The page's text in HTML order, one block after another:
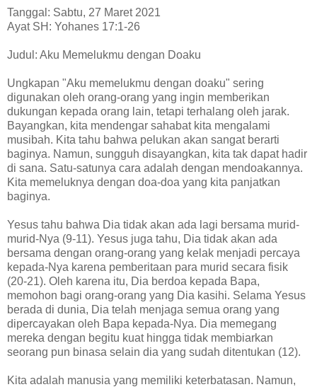
Tanggal: Sabtu, 27 Maret 2021
Ayat SH: Yohanes 17:1-26
Judul: Aku Memelukmu dengan Doaku
Ungkapan "Aku memelukmu dengan doaku" sering
digunakan oleh orang-orang yang ingin memberikan
dukungan kepada orang lain, tetapi terhalang oleh jarak.
Bayangkan, kita mendengar sahabat kita mengalami
musibah. Kita tahu bahwa pelukan akan sangat berarti
baginya. Namun, sungguh disayangkan, kita tak dapat hadir
di sana. Satu-satunya cara adalah dengan mendoakannya.
Kita memeluknya dengan doa-doa yang kita panjatkan
baginya.
Yesus tahu bahwa Dia tidak akan ada lagi bersama murid-
murid-Nya (9-11). Yesus juga tahu, Dia tidak akan ada
bersama dengan orang-orang yang kelak menjadi percaya
kepada-Nya karena pemberitaan para murid secara fisik
(20-21). Oleh karena itu, Dia berdoa kepada Bapa,
memohon bagi orang-orang yang Dia kasihi. Selama Yesus
berada di dunia, Dia telah menjaga semua orang yang
dipercayakan oleh Bapa kepada-Nya. Dia memegang
mereka dengan begitu kuat hingga tidak membiarkan
seorang pun binasa selain dia yang sudah ditentukan (12).
Kita adalah manusia yang memiliki keterbatasan. Namun,